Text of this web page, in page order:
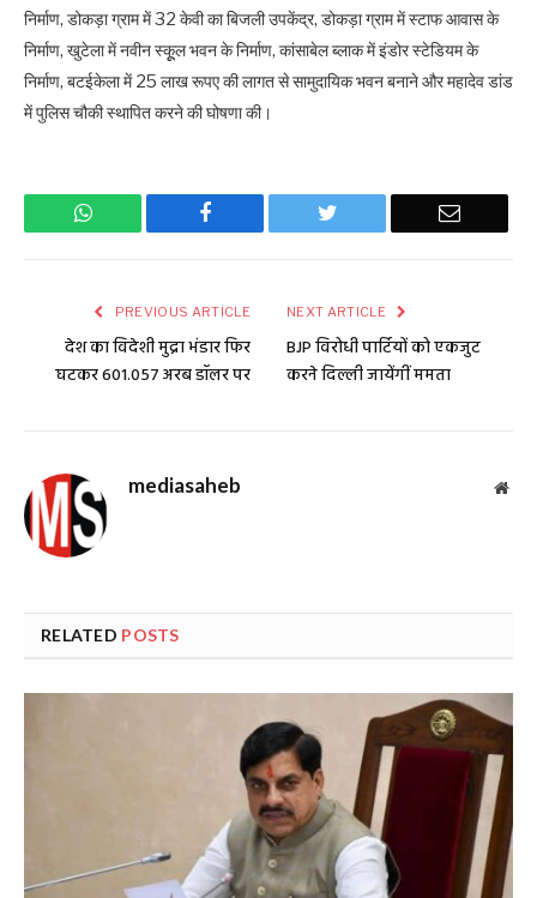
निर्माण, डोकड़ा ग्राम में 32 केवी का बिजली उपकेंद्र, डोकड़ा ग्राम में स्टाफ आवास के
निर्माण, खुटेला में नवीन स्कूूल भवन के निर्माण, कांसाबेल ब्लाक में इंडोर स्टेडियम के
निर्माण, बटईकेला में 25 लाख रूपए की लागत से सामुदायिक भवन बनाने और महादेव डांड
में पुलिस चौकी स्थापित करने की घोषणा की।
WhatsApp Facebook Twitter Email
PREVIOUS ARTICLE
देश का विदेशी मुद्रा भंडार फिर
घटकर 601.057 अरब डॉलर पर
NEXT ARTICLE
BJP विरोधी पार्टियों को एकजुट
करने दिल्ली जायेंगीं ममता
mediasaheb
RELATED POSTS